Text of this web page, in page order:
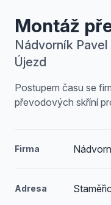
Montáž
Nádvorník
Újezd
Postupem času se
převodových skříní
Firma
Adresa